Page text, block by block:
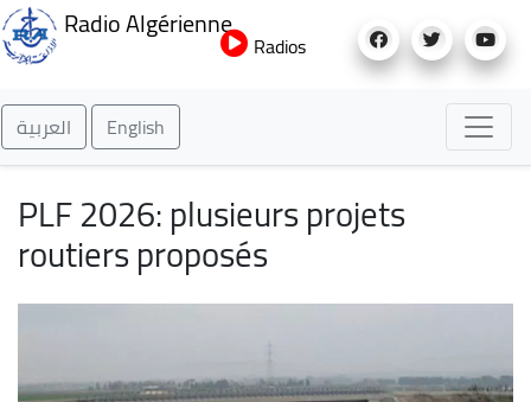
au
Radio Algérienne
Radios
العربية English
PLF 2026: plusieurs projets
routiers proposés